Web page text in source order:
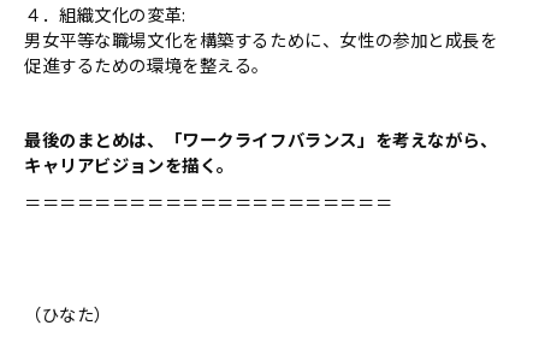
４．組織文化の変革:
男女平等な職場文化を構築するために、女性の参加と成長を
促進するための環境を整える。
最後のまとめは、「ワークライフバランス」を考えながら、
キャリアビジョンを描く。
＝＝＝＝＝＝＝＝＝＝＝＝＝＝＝＝＝＝＝＝＝
（ひなた）